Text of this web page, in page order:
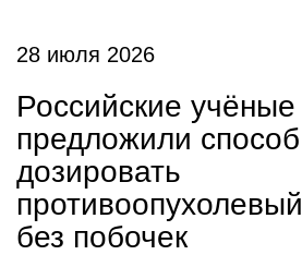
28 июля 2026
Российские учёные
предложили способ
дозировать
без побочек